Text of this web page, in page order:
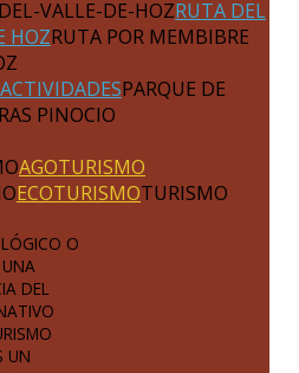
RUTA DEL
HOZRUTA POR MEMBIBRE
PARQUE DE
PINOCIO
AGOTURISMO
ECOTURISMOTURISMO
O
DEL
UN